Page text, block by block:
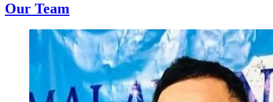
Our Team